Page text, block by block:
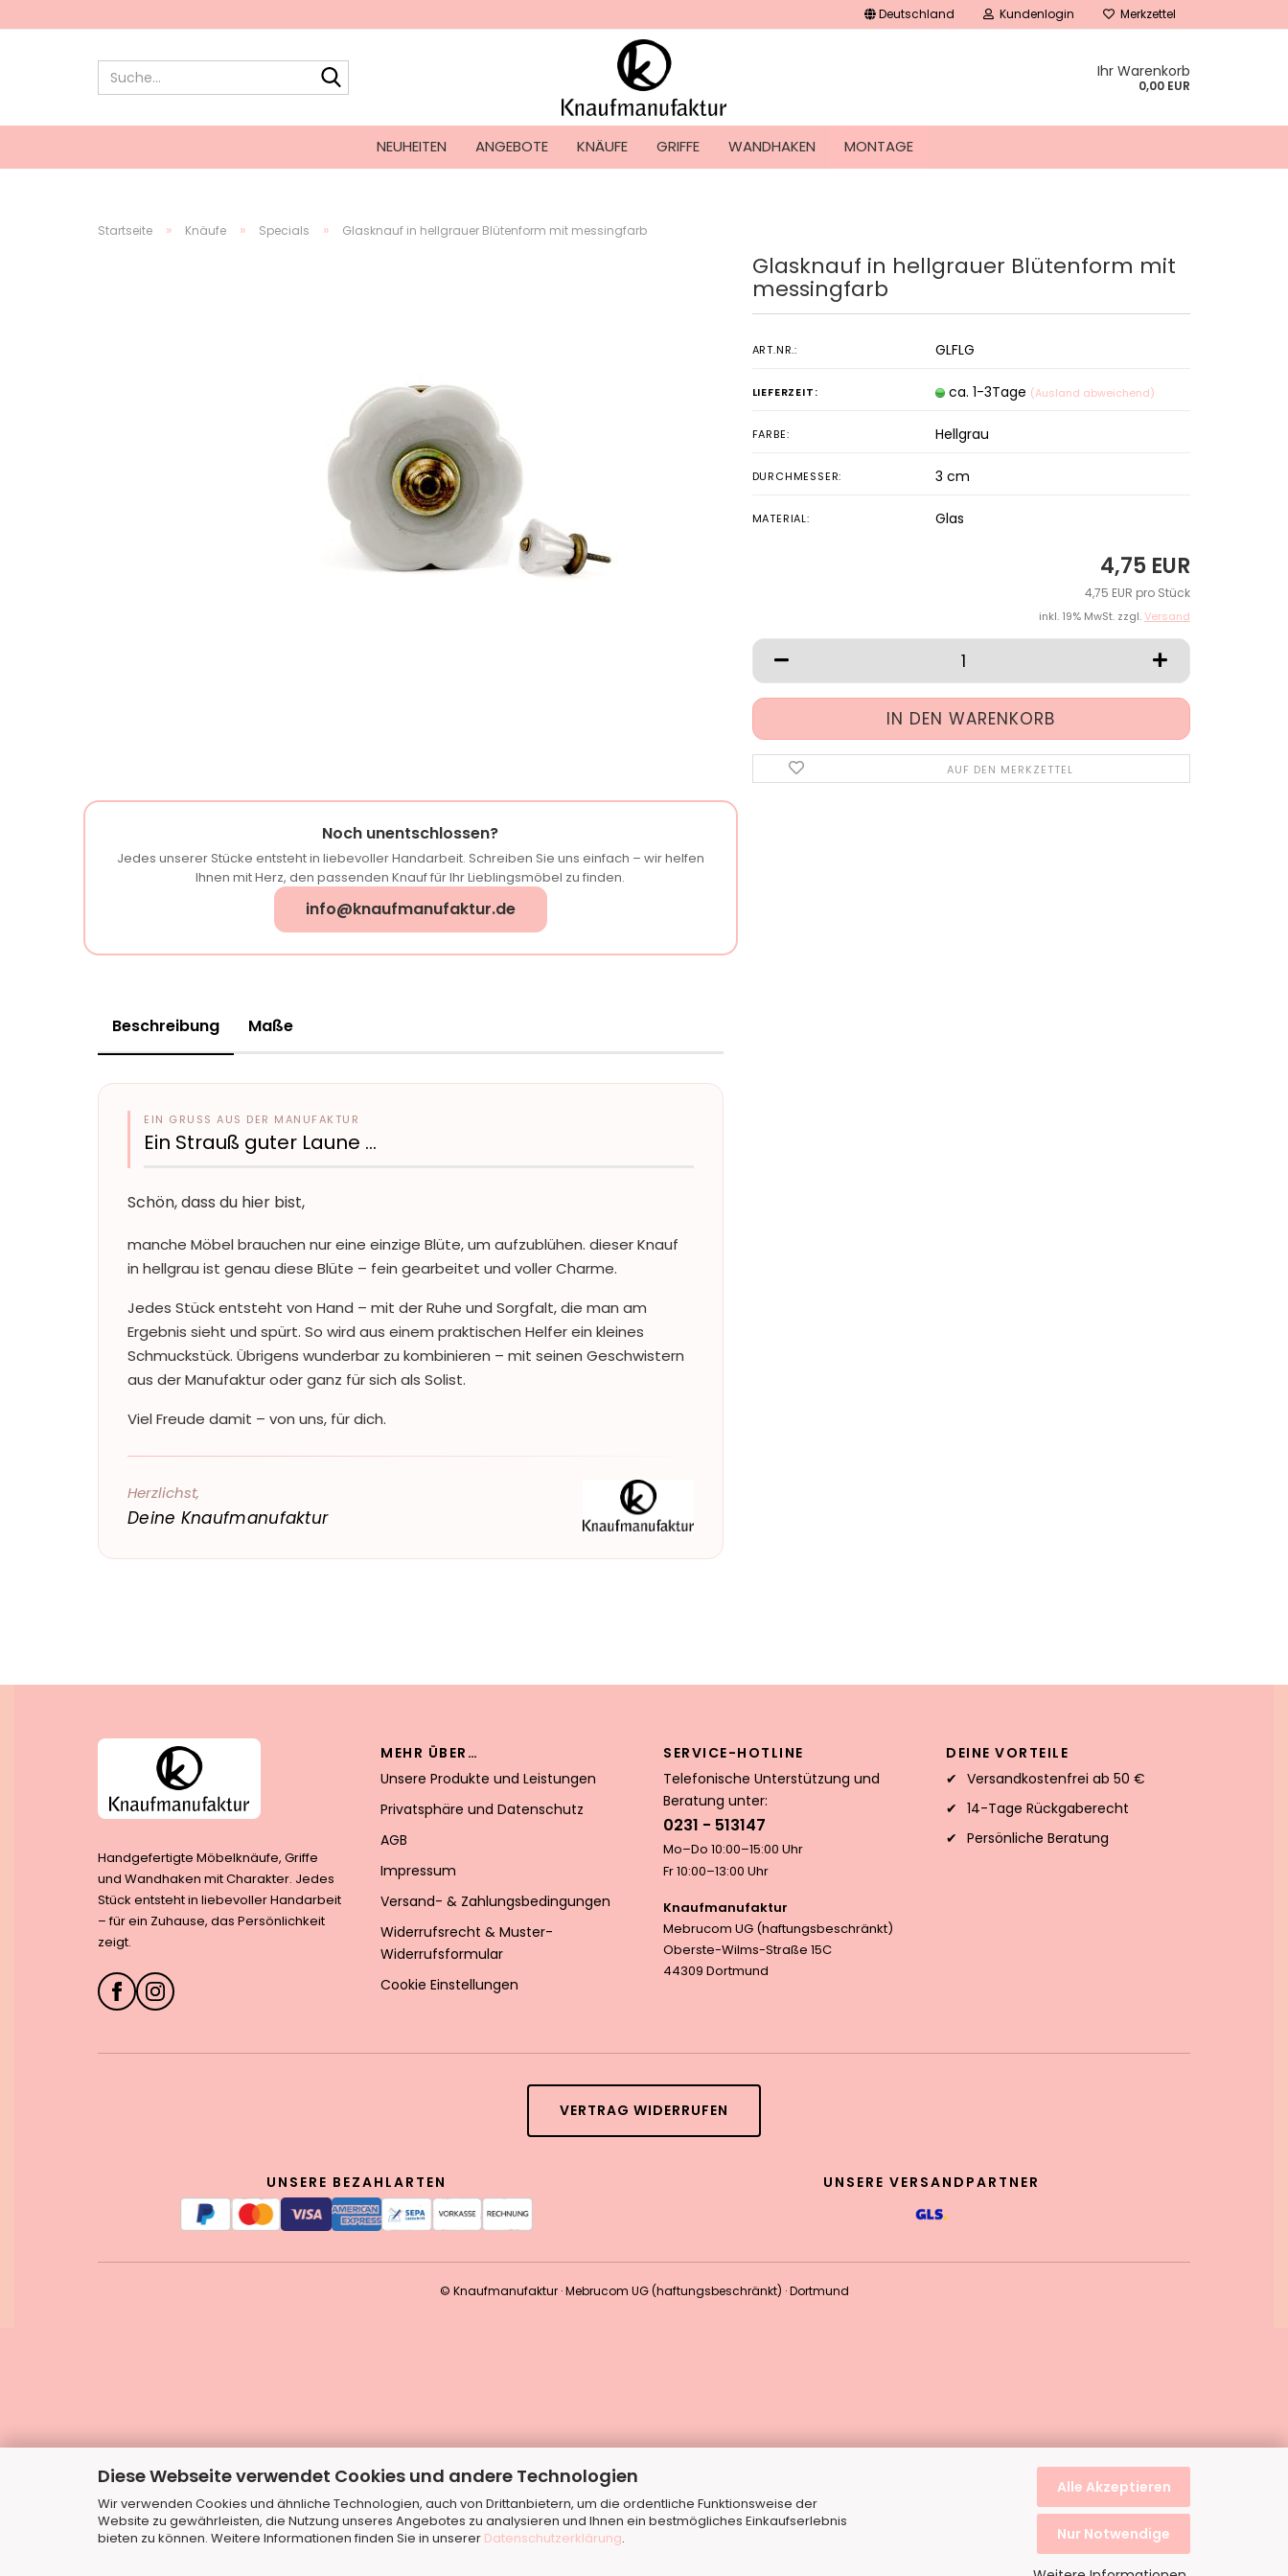
Diese Webseite verwendet Cookies und andere Technologien
Wir verwenden Cookies und ähnliche Technologien, auch von Drittanbietern, um die ordentliche Funktionsweise der
Website zu gewährleisten, die Nutzung unseres Angebotes zu analysieren und Ihnen ein bestmögliches Einkaufserlebnis
bieten zu können. Weitere Informationen finden Sie in unserer Datenschutzerklärung.
Alle Akzeptieren
Nur Notwendige
Deutschland Kundenlogin
Konto erstellen
Passwort vergessen?
Merkzettel
Ihr Warenkorb
0,00 EUR
NEUHEITEN ANGEBOTE KNÄUFE GRIFFE WANDHAKEN MONTAGE
Startseite » Knäufe » Specials » Glasknauf in hellgrauer Blütenform mit messingfarb
Glasknauf in hellgrauer Blütenform mit
messingfarb
ART.NR.: GLFLG
LIEFERZEIT: ca. 1-3Tage (Ausland abweichend)
FARBE: Hellgrau
DURCHMESSER: 3 cm
MATERIAL: Glas
4,75 EUR
4,75 EUR pro Stück
inkl. 19% MwSt. zzgl.Versand
AUF DEN MERKZETTEL
Noch unentschlossen?
Jedes unserer Stücke entsteht in liebevoller Handarbeit. Schreiben Sie uns einfach – wir helfen
Ihnen mit Herz, den passenden Knauf für Ihr Lieblingsmöbel zu finden.
info@knaufmanufaktur.de
Beschreibung Maße
EIN GRUSS AUS DER MANUFAKTUR
Ein Strauß guter Laune …
Schön, dass du hier bist,
manche Möbel brauchen nur eine einzige Blüte, um aufzublühen. dieser Knauf
in hellgrau ist genau diese Blüte – fein gearbeitet und voller Charme.
Jedes Stück entsteht von Hand – mit der Ruhe und Sorgfalt, die man am
Ergebnis sieht und spürt. So wird aus einem praktischen Helfer ein kleines
Schmuckstück. Übrigens wunderbar zu kombinieren – mit seinen Geschwistern
aus der Manufaktur oder ganz für sich als Solist.
Viel Freude damit – von uns, für dich.
Herzlichst,
Deine Knaufmanufaktur
Handgefertigte Möbelknäufe, Griffe
und Wandhaken mit Charakter. Jedes
Stück entsteht in liebevoller Handarbeit
– für ein Zuhause, das Persönlichkeit
zeigt.
MEHR ÜBER…
Unsere Produkte und Leistungen
Privatsphäre und Datenschutz
AGB
Impressum
Versand- & Zahlungsbedingungen
Widerrufsrecht & Muster-
Widerrufsformular
Cookie Einstellungen
SERVICE-HOTLINE
Telefonische Unterstützung und
Beratung unter:
0231 - 513147
Mo–Do 10:00–15:00 Uhr
Fr 10:00–13:00 Uhr
Knaufmanufaktur
Mebrucom UG (haftungsbeschränkt)
Oberste-Wilms-Straße 15C
44309 Dortmund
DEINE VORTEILE
Versandkostenfrei ab 50 €
14-Tage Rückgaberecht
Persönliche Beratung
VERTRAG WIDERRUFEN
UNSERE BEZAHLARTEN UNSERE VERSANDPARTNER
© Knaufmanufaktur · Mebrucom UG (haftungsbeschränkt) · Dortmund